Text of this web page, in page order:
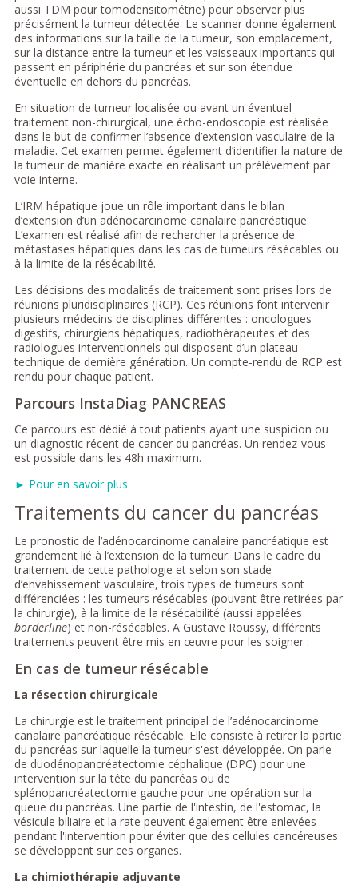
aussi TDM pour tomodensitométrie) pour observer plus
précisément la tumeur détectée. Le scanner donne également
des informations sur la taille de la tumeur, son emplacement,
sur la distance entre la tumeur et les vaisseaux importants qui
passent en périphérie du pancréas et sur son étendue
éventuelle en dehors du pancréas.
En situation de tumeur localisée ou avant un éventuel
traitement non-chirurgical, une écho-endoscopie est réalisée
dans le but de confirmer l’absence d’extension vasculaire de la
maladie. Cet examen permet également d’identifier la nature de
la tumeur de manière exacte en réalisant un prélèvement par
voie interne.
L’IRM hépatique joue un rôle important dans le bilan
d’extension d’un adénocarcinome canalaire pancréatique.
L’examen est réalisé afin de rechercher la présence de
métastases hépatiques dans les cas de tumeurs résécables ou
à la limite de la résécabilité.
Les décisions des modalités de traitement sont prises lors de
réunions pluridisciplinaires (RCP). Ces réunions font intervenir
plusieurs médecins de disciplines différentes : oncologues
digestifs, chirurgiens hépatiques, radiothérapeutes et des
radiologues interventionnels qui disposent d’un plateau
technique de dernière génération. Un compte-rendu de RCP est
rendu pour chaque patient.
Parcours InstaDiag PANCREAS
Ce parcours est dédié à tout patients ayant une suspicion ou
un diagnostic récent de cancer du pancréas. Un rendez-vous
est possible dans les 48h maximum.
► Pour en savoir plus
Traitements du cancer du pancréas
Le pronostic de l’adénocarcinome canalaire pancréatique est
grandement lié à l’extension de la tumeur. Dans le cadre du
traitement de cette pathologie et selon son stade
d’envahissement vasculaire, trois types de tumeurs sont
différenciées : les tumeurs résécables (pouvant être retirées par
la chirurgie), à la limite de la résécabilité (aussi appelées
borderline) et non-résécables. A Gustave Roussy, différents
traitements peuvent être mis en œuvre pour les soigner :
En cas de tumeur résécable
La résection chirurgicale
La chirurgie est le traitement principal de l’adénocarcinome
canalaire pancréatique résécable. Elle consiste à retirer la partie
du pancréas sur laquelle la tumeur s'est développée. On parle
de duodénopancréatectomie céphalique (DPC) pour une
intervention sur la tête du pancréas ou de
splénopancréatectomie gauche pour une opération sur la
queue du pancréas. Une partie de l'intestin, de l'estomac, la
vésicule biliaire et la rate peuvent également être enlevées
pendant l'intervention pour éviter que des cellules cancéreuses
se développent sur ces organes.
La chimiothérapie adjuvante